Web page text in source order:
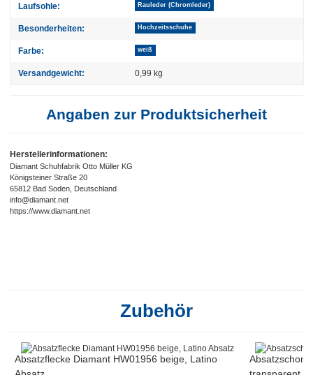
Laufsohle: Rauleder (Chromleder)
Besonderheiten: Hochzeitsschuhe
Farbe: weiß
Versandgewicht: 0,99 kg
Angaben zur Produktsicherheit
Herstellerinformationen:
Diamant Schuhfabrik Otto Müller KG
Königsteiner Straße 20
65812 Bad Soden, Deutschland
info@diamant.net
https://www.diamant.net
Zubehör
Absatzflecke Diamant HW01956 beige, Latino